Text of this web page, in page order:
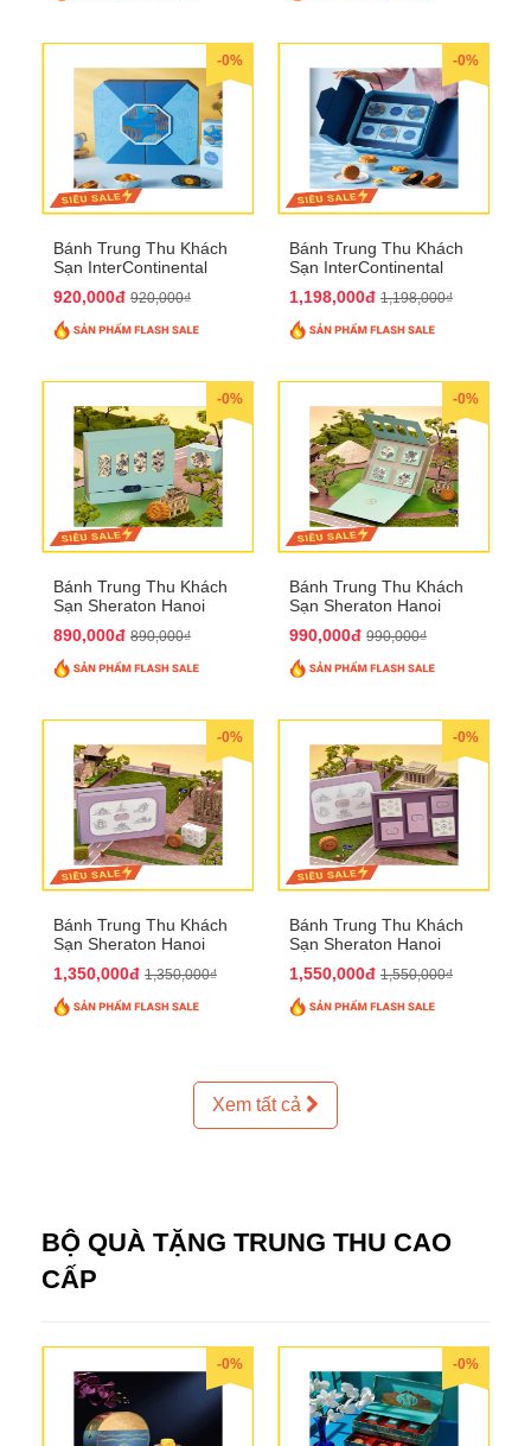
-0%
Bánh Trung Thu Khách
Sạn InterContinental
QTTT26
920,000đ 920,000₫
-0%
Bánh Trung Thu Khách
Sạn InterContinental
QTTT27
1,198,000đ 1,198,000₫
-0%
Bánh Trung Thu Khách
Sạn Sheraton Hanoi
890,000đ 890,000₫
-0%
Bánh Trung Thu Khách
Sạn Sheraton Hanoi
990,000đ 990,000₫
-0%
Bánh Trung Thu Khách
Sạn Sheraton Hanoi
1,350,000đ 1,350,000₫
-0%
Bánh Trung Thu Khách
Sạn Sheraton Hanoi
1,550,000đ 1,550,000₫
Xem tất cả
BỘ QUÀ TẶNG TRUNG THU CAO
CẤP
-0% -0%